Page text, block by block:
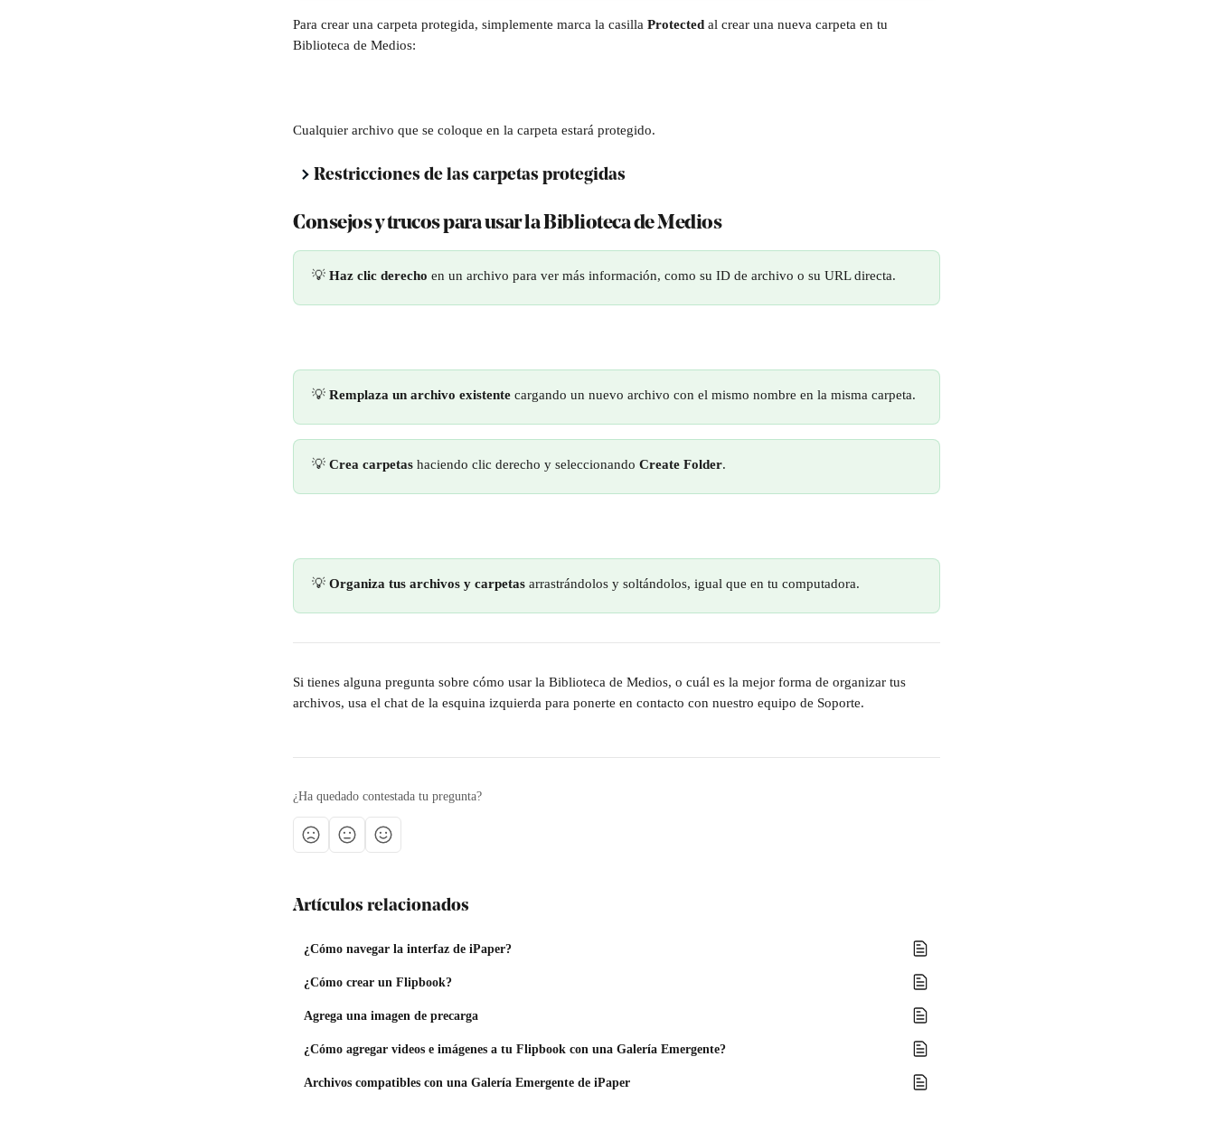
Para crear una carpeta protegida, simplemente marca la casilla Protected al crear una nueva carpeta en tu
Biblioteca de Medios:
Cualquier archivo que se coloque en la carpeta estará protegido.
Restricciones de las carpetas protegidas
Consejos y trucos para usar la Biblioteca de Medios
💡 Haz clic derecho en un archivo para ver más información, como su ID de archivo o su URL directa.
💡 Remplaza un archivo existente cargando un nuevo archivo con el mismo nombre en la misma carpeta.
💡 Crea carpetas haciendo clic derecho y seleccionando Create Folder.
💡 Organiza tus archivos y carpetas arrastrándolos y soltándolos, igual que en tu computadora.
Si tienes alguna pregunta sobre cómo usar la Biblioteca de Medios, o cuál es la mejor forma de organizar tus
archivos, usa el chat de la esquina izquierda para ponerte en contacto con nuestro equipo de Soporte.
¿Ha quedado contestada tu pregunta?
Artículos relacionados
¿Cómo navegar la interfaz de iPaper?
¿Cómo crear un Flipbook?
Agrega una imagen de precarga
¿Cómo agregar videos e imágenes a tu Flipbook con una Galería Emergente?
Archivos compatibles con una Galería Emergente de iPaper